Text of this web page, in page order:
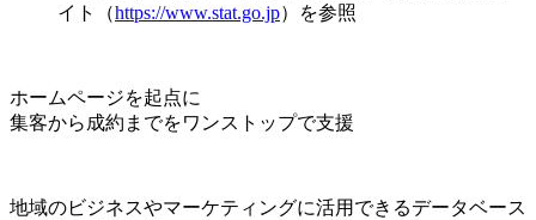
イト（https://www.stat.go.jp）を参照
ホームページを起点に
集客から成約までをワンストップで支援
地域のビジネスやマーケティングに活用できるデータベース